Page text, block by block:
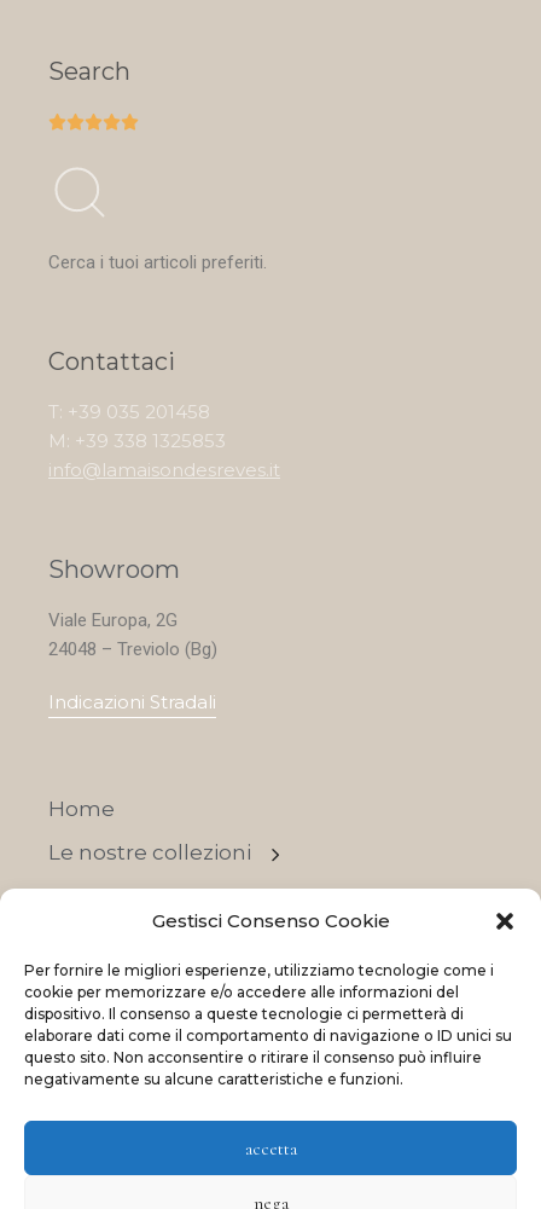
Gestisci Consenso Cookie
Per fornire le migliori esperienze, utilizziamo tecnologie come i
cookie per memorizzare e/o accedere alle informazioni del
dispositivo. Il consenso a queste tecnologie ci permetterà di
elaborare dati come il comportamento di navigazione o ID unici su
questo sito. Non acconsentire o ritirare il consenso può influire
negativamente su alcune caratteristiche e funzioni.
accetta
nega
Search

Cerca i tuoi articoli preferiti.
Contattaci
T: +39 035 201458
M: +39 338 1325853
info@lamaisondesreves.it
Showroom
Viale Europa, 2G
24048 – Treviolo (Bg)
Indicazioni Stradali
Home
Le nostre collezioni
OFFERTE
© 2023 La Maison Des Reves | All rights reserved
and by